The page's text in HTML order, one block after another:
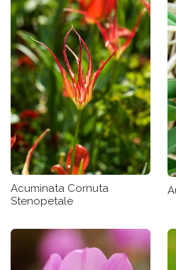
Acuminata Cornuta
Stenopetale